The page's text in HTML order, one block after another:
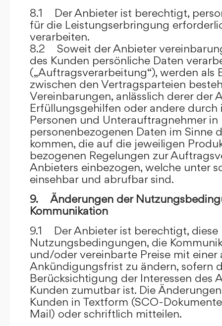
8.1 Der Anbieter ist berechtigt,
für die Leistungserbringung
verarbeiten.
8.2 Soweit der Anbieter
des Kunden persönliche Daten
(„Auftragsverarbeitung“), werden als
zwischen den Vertragsparteien
Vereinbarungen, anlässlich derer der
Erfüllungsgehilfen oder andere
Personen und Unterauftragnehmer
personenbezogenen Daten im Sinne
kommen, die auf die jeweiligen
bezogenen Regelungen zur
Anbieters einbezogen, welche unter
einsehbar und abrufbar sind.
9. Änderungen der
Kommunikation
9.1 Der Anbieter ist berechtigt, diese
Nutzungsbedingungen, die
und/oder vereinbarte Preise mit einer
Ankündigungsfrist zu ändern, sofern
Berücksichtigung der Interessen des
Kunden zumutbar ist. Die
Kunden in Textform (SCO-
Mail) oder schriftlich mitteilen.